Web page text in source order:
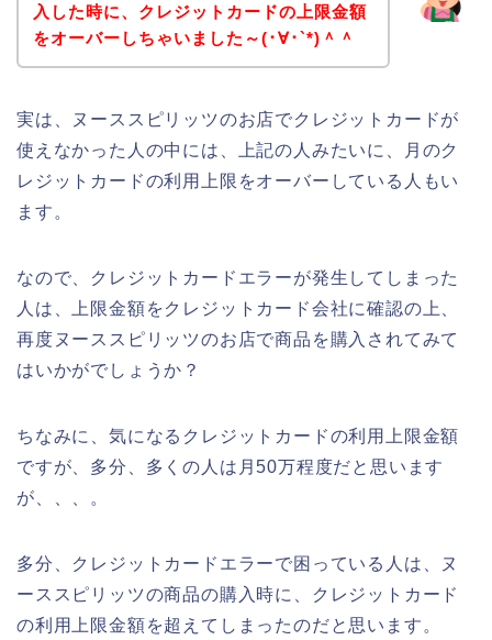
入した時に、クレジットカードの上限金額
をオーバーしちゃいました～(･∀･`*)＾＾
実は、ヌーススピリッツのお店でクレジットカードが
使えなかった人の中には、上記の人みたいに、月のク
レジットカードの利用上限をオーバーしている人もい
ます。
なので、クレジットカードエラーが発生してしまった
人は、上限金額をクレジットカード会社に確認の上、
再度ヌーススピリッツのお店で商品を購入されてみて
はいかがでしょうか？
ちなみに、気になるクレジットカードの利用上限金額
ですが、多分、多くの人は月50万程度だと思います
が、、、。
多分、クレジットカードエラーで困っている人は、ヌ
ーススピリッツの商品の購入時に、クレジットカード
の利用上限金額を超えてしまったのだと思います。